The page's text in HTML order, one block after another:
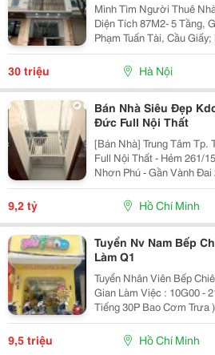
Mình Tìm Người Thuê
Diện Tích 87M2- 5 Tầng,
Phạm Tuấn Tài, Cầu Giấy;
Liên Hệ Trực Tiếp Chủ
Mặt Tiền Rộng,Thoáng. +
30 triệu Hà Nội
Bán Nhà Siêu Đẹp
Đức Full Nội Thất
[Bán Nhà] Trung Tâm
Full Nội Thất - Hẻm 261/
Nhơn Phú - Gần Vành Đai 2
Lý Tưởng: 5.6M X 14.2M
80M2). - Kết Cấu Kiên
9,2 tỷ Hồ Chí Minh
Tuyển Nv Nam Bếp
Làm Q1
Tuyển Nhân Viên Bếp Chiên
Gian Làm Việc : 10G00 - 21G00 - Mỗi Ngày
Tiếng 30P Bao Cơm Trưa ) - Lương : 7.500 - 9.500 ( Tuỳ
Theo Năng Lực ) Mô Tả Công Việc: - Bếp Chiên : Sử
Dụng Được Chảo Non Biết
9,5 triệu Hồ Chí Minh